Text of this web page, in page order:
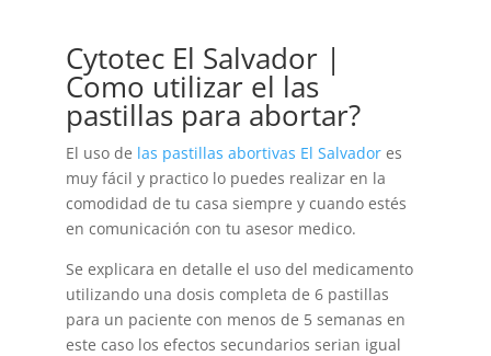
Cytotec El Salvador |
Como utilizar el las
pastillas para abortar?
El uso de las pastillas abortivas El Salvadores
muy fácil y practico lo puedes realizar en la
comodidad de tu casa siempre y cuando estés
en comunicación con tu asesor medico.
Se explicara en detalle el uso del medicamento
utilizando una dosis completa de 6 pastillas
para un paciente con menos de 5 semanas en
este caso los efectos secundarios serian igual